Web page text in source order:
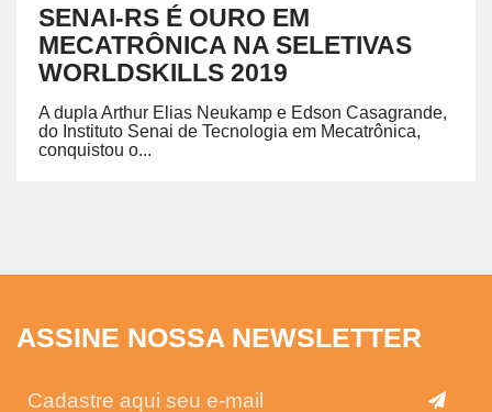
SENAI-RS É OURO EM
MECATRÔNICA NA SELETIVAS
WORLDSKILLS 2019
A dupla Arthur Elias Neukamp e Edson Casagrande,
do Instituto Senai de Tecnologia em Mecatrônica,
conquistou o...
ASSINE NOSSA NEWSLETTER